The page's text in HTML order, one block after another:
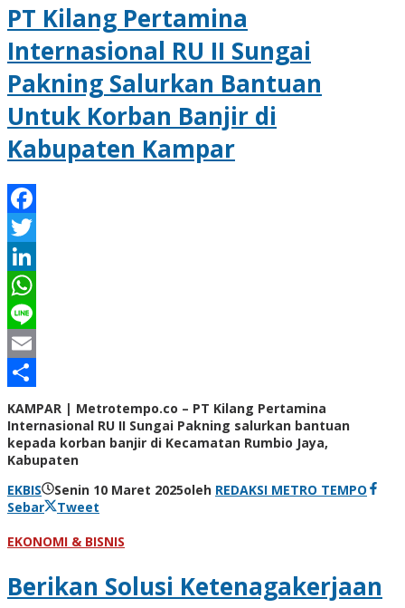
PT Kilang Pertamina
Internasional RU II Sungai
Pakning Salurkan Bantuan
Untuk Korban Banjir di
Kabupaten Kampar
Facebook
Twitter
LinkedIn
WhatsApp
Line
Email
Share
KAMPAR | Metrotempo.co – PT Kilang Pertamina
Internasional RU II Sungai Pakning salurkan bantuan
kepada korban banjir di Kecamatan Rumbio Jaya,
Kabupaten
EKBIS
Senin 10 Maret 2025oleh REDAKSI METRO TEMPO
Sebar
Tweet
EKONOMI & BISNIS
Berikan Solusi Ketenagakerjaan